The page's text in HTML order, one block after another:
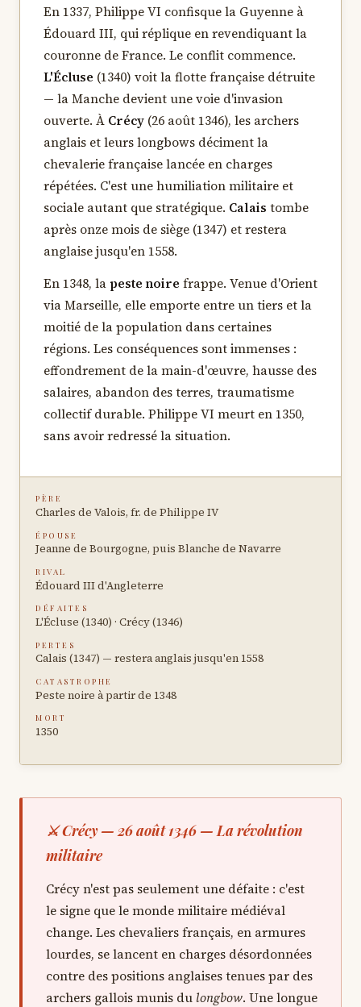
En 1337, Philippe VI confisque la Guyenne à
Édouard III, qui réplique en revendiquant la
couronne de France. Le conflit commence.
L'Écluse (1340) voit la flotte française détruite
— la Manche devient une voie d'invasion
ouverte. À Crécy(26 août 1346), les archers
anglais et leurs longbows déciment la
chevalerie française lancée en charges
répétées. C'est une humiliation militaire et
sociale autant que stratégique. Calais tombe
après onze mois de siège (1347) et restera
anglaise jusqu'en 1558.
En 1348, la peste noire frappe. Venue d'Orient
via Marseille, elle emporte entre un tiers et la
moitié de la population dans certaines
régions. Les conséquences sont immenses :
effondrement de la main-d'œuvre, hausse des
salaires, abandon des terres, traumatisme
collectif durable. Philippe VI meurt en 1350,
sans avoir redressé la situation.
PÈRE
Charles de Valois, fr. de Philippe IV
ÉPOUSE
Jeanne de Bourgogne, puis Blanche de Navarre
RIVAL
Édouard III d'Angleterre
DÉFAITES
L'Écluse (1340) · Crécy (1346)
PERTES
Calais (1347) — restera anglais jusqu'en 1558
CATASTROPHE
Peste noire à partir de 1348
MORT
1350
⚔ Crécy — 26 août 1346 — La révolution
militaire
Crécy n'est pas seulement une défaite : c'est
le signe que le monde militaire médiéval
change. Les chevaliers français, en armures
lourdes, se lancent en charges désordonnées
contre des positions anglaises tenues par des
archers gallois munis du longbow. Une longue